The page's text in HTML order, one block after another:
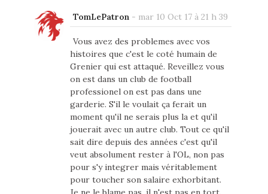
TomLePatron- mar 10 Oct 17 à 21 h 39
Vous avez des problemes avec vos
histoires que c'est le coté humain de
Grenier qui est attaqué. Reveillez vous
on est dans un club de football
professionel on est pas dans une
garderie. S'il le voulait ça ferait un
moment qu'il ne serais plus la et qu'il
jouerait avec un autre club. Tout ce qu'il
sait dire depuis des années c'est qu'il
veut absolument rester à l'OL, non pas
pour s'y integrer mais véritablement
pour toucher son salaire exhorbitant.